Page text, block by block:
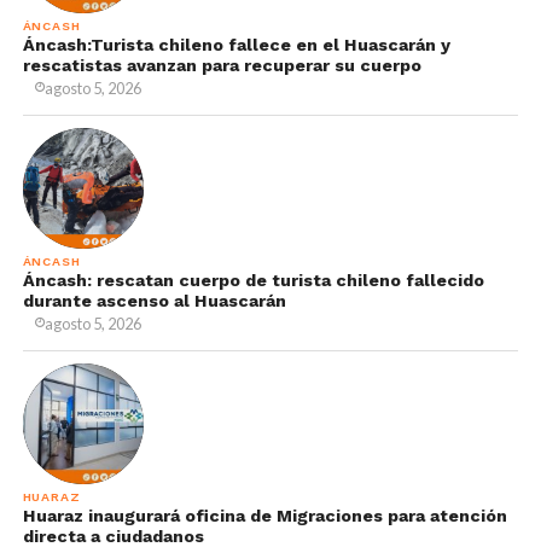
ÁNCASH
Áncash:Turista chileno fallece en el Huascarán y
rescatistas avanzan para recuperar su cuerpo
agosto 5, 2026
ÁNCASH
Áncash: rescatan cuerpo de turista chileno fallecido
durante ascenso al Huascarán
agosto 5, 2026
HUARAZ
Huaraz inaugurará oficina de Migraciones para atención
directa a ciudadanos